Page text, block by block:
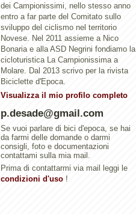
dei Campionissimi, nello stesso anno
entro a far parte del Comitato sullo
sviluppo del ciclismo nel territorio
Novese. Nel 2011 assieme a Nico
Bonaria e alla ASD Negrini fondiamo la
cicloturistica La Campionissima a
Molare. Dal 2013 scrivo per la rivista
Biciclette d'Epoca.
Visualizza il mio profilo completo
p.desade@gmail.com
Se vuoi parlare di bici d'epoca, se hai
da farmi delle domande o darmi
consigli, foto e documentazioni
contattami sulla mia mail.
Prima di contattarmi via mail leggi le
condizioni d'uso !